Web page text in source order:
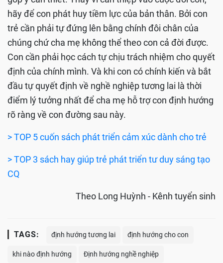
hãy để con phát huy tiềm lực của bản thân. Bởi con
trẻ cần phải tự đứng lên bằng chính đôi chân của
chúng chứ cha mẹ không thể theo con cả đời được.
Con cần phải học cách tự chịu trách nhiệm cho quyết
định của chính mình. Và khi con có chính kiến và bắt
đầu tự quyết định về nghề nghiệp tương lai là thời
điểm lý tưởng nhất để cha mẹ hỗ trợ con định hướng
rõ ràng về con đường sau này.
> TOP 5 cuốn sách phát triển cảm xúc dành cho trẻ
> TOP 3 sách hay giúp trẻ phát triển tư duy sáng tạo
CQ
Theo Long Huỳnh - Kênh tuyển sinh
TAGS: định hướng tương lai định hướng cho con
khi nào định hướng Định hướng nghề nghiệp